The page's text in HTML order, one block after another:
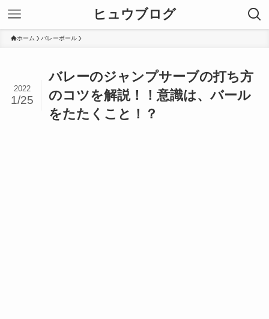
ヒュウブログ
ホーム バレーボール
バレーのジャンプサーブの打ち方
のコツを解説！！意識は、バール
をたたくこと！？
2022
1/25